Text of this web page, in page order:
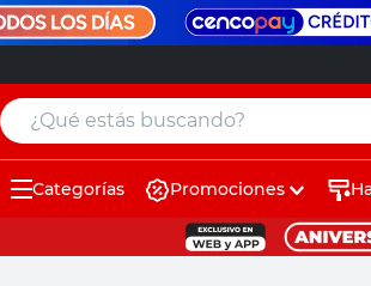
¿Qué estás buscando?
Categorías Promociones
muebles